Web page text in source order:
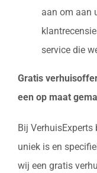
aan om aan
service die
Gratis
een op maat
Bij
uniek is en
wij een gratis